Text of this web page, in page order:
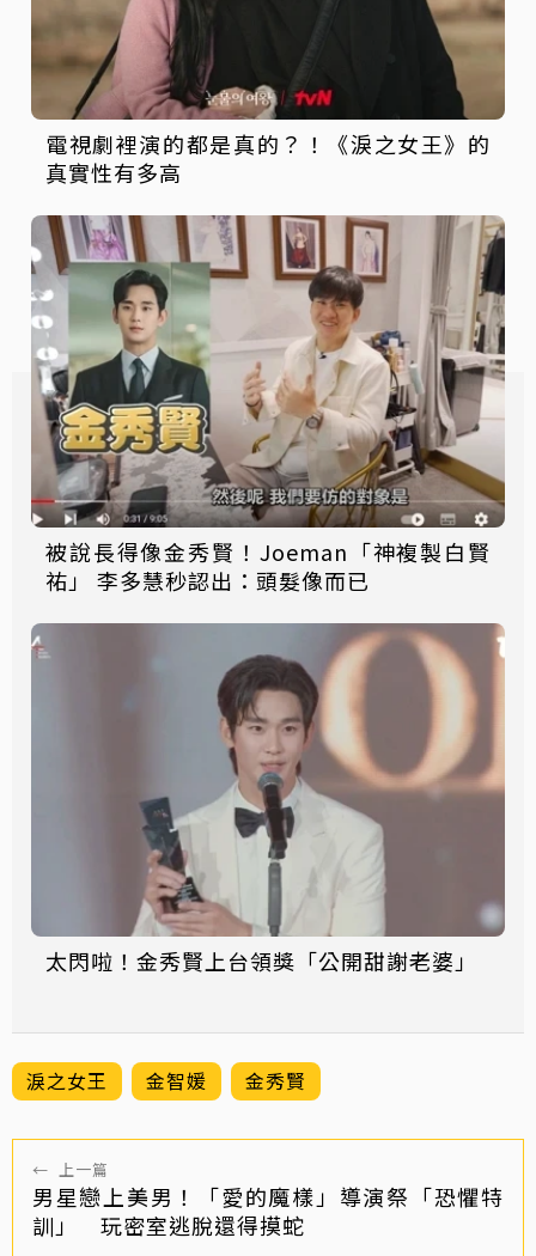
電視劇裡演的都是真的？！《淚之女王》的
真實性有多高
被說長得像金秀賢！Joeman「神複製白賢
祐」 李多慧秒認出：頭髮像而已
太閃啦！金秀賢上台領獎「公開甜謝老婆」
淚之女王 金智媛 金秀賢
← 上一篇
男星戀上美男！「愛的魔樣」導演祭「恐懼特
訓」 玩密室逃脫還得摸蛇